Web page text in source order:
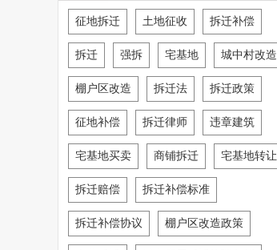
征地拆迁 土地征收 拆迁补偿
拆迁 强拆 宅基地 城中村改造
棚户区改造 拆迁法 拆迁政策
征地补偿 拆迁律师 违章建筑
宅基地买卖 商铺拆迁 宅基地转让
拆迁赔偿 拆迁补偿标准
拆迁补偿协议 棚户区改造政策